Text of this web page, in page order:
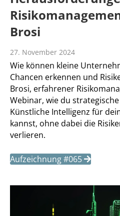
Brosi
27. November 2024
Wie können kleine
Chancen erkennen und
Brosi, erfahrener
Webinar, wie du
Künstliche Intelligenz für
kannst, ohne dabei die
verlieren.
Aufzeichnung #065